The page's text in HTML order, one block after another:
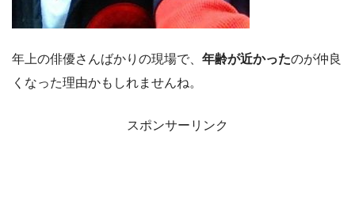
年上の俳優さんばかりの現場で、 年齢が近かったのが仲良
くなった理由かもしれませんね。
スポンサーリンク